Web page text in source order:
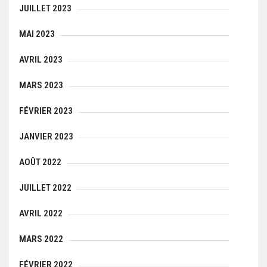
JUILLET 2023
MAI 2023
AVRIL 2023
MARS 2023
FÉVRIER 2023
JANVIER 2023
AOÛT 2022
JUILLET 2022
AVRIL 2022
MARS 2022
FÉVRIER 2022